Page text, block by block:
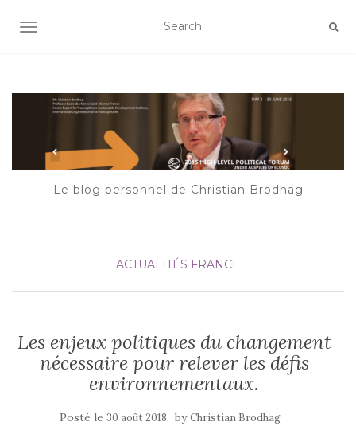
AFFICHER/MASQUER LA NAVIGATION
Le blog personnel de Christian Brodhag
ACTUALITÉS FRANCE
Les enjeux politiques du changement
nécessaire pour relever les défis
environnementaux.
Posté le 30 août 2018 byChristian Brodhag